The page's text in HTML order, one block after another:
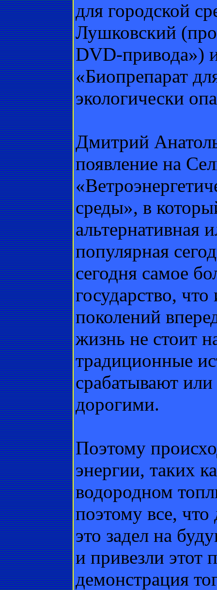
для городской
Лушковский
DVD-привода»)
«Биопрепарат
экологически
Дмитрий
появление на
среды», в
альтернативная
популярная
сегодня самое
государство,
поколений
жизнь не стоит
традиционные
срабатывают
дорогими.
Поэтому
энергии, таких
водородном
поэтому все, что
это задел на
и привезли этот
демонстрация